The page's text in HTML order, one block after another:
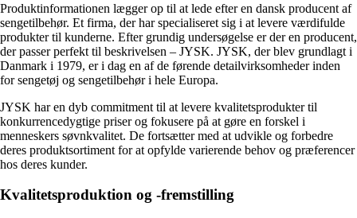
Produktinformationen lægger op til at lede efter en dansk producent af
sengetilbehør. Et firma, der har specialiseret sig i at levere værdifulde
produkter til kunderne. Efter grundig undersøgelse er der en producent,
der passer perfekt til beskrivelsen – JYSK. JYSK, der blev grundlagt i
Danmark i 1979, er i dag en af ​​de førende detailvirksomheder inden
for sengetøj og sengetilbehør i hele Europa.
JYSK har en dyb commitment til at levere kvalitetsprodukter til
konkurrencedygtige priser og fokusere på at gøre en forskel i
menneskers søvnkvalitet. De fortsætter med at udvikle og forbedre
deres produktsortiment for at opfylde varierende behov og præferencer
hos deres kunder.
Kvalitetsproduktion og -fremstilling